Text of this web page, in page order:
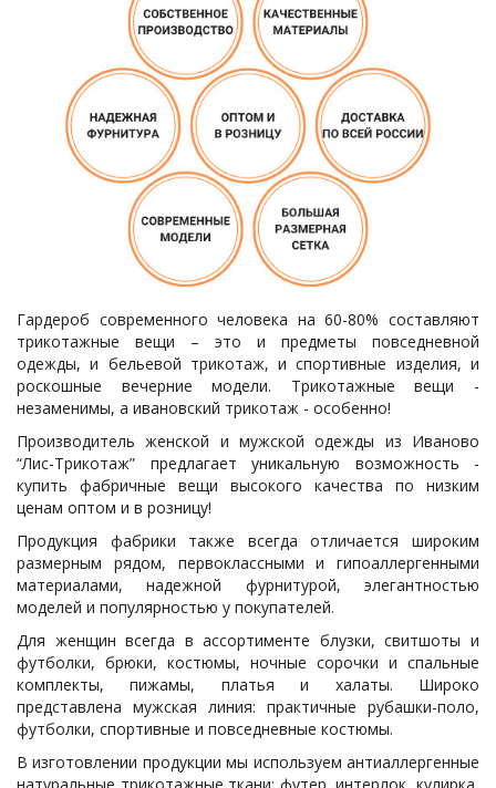
Гардероб современного человека на 60-80% составляют
трикотажные вещи – это и предметы повседневной
одежды, и бельевой трикотаж, и спортивные изделия, и
роскошные вечерние модели. Трикотажные вещи -
незаменимы, а ивановский трикотаж - особенно!
Производитель женской и мужской одежды из Иваново
“Лис-Трикотаж” предлагает уникальную возможность -
купить фабричные вещи высокого качества по низким
ценам оптом и в розницу!
Продукция фабрики также всегда отличается широким
размерным рядом, первоклассными и гипоаллергенными
материалами, надежной фурнитурой, элегантностью
моделей и популярностью у покупателей.
Для женщин всегда в ассортименте блузки, свитшоты и
футболки, брюки, костюмы, ночные сорочки и спальные
комплекты, пижамы, платья и халаты. Широко
представлена мужская линия: практичные рубашки-поло,
футболки, спортивные и повседневные костюмы.
В изготовлении продукции мы используем антиаллергенные
натуральные трикотажные ткани: футер, интерлок, кулирка,